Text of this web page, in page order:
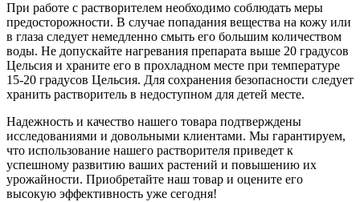
При работе с растворителем необходимо соблюдать меры
предосторожности. В случае попадания вещества на кожу или
в глаза следует немедленно смыть его большим количеством
воды. Не допускайте нагревания препарата выше 20 градусов
Цельсия и храните его в прохладном месте при температуре
15-20 градусов Цельсия. Для сохранения безопасности следует
хранить растворитель в недоступном для детей месте.
Надежность и качество нашего товара подтверждены
исследованиями и довольными клиентами. Мы гарантируем,
что использование нашего растворителя приведет к
успешному развитию ваших растений и повышению их
урожайности. Приобретайте наш товар и оцените его
высокую эффективность уже сегодня!